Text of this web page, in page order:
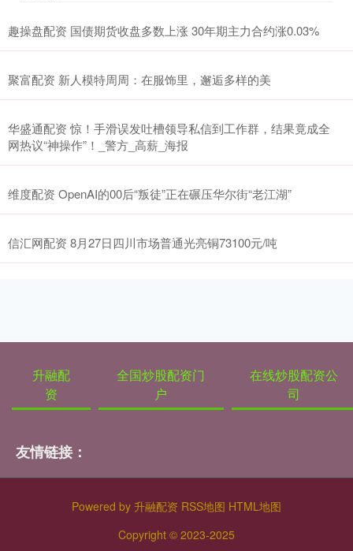
趣操盘配资 国债期货收盘多数上涨 30年期主力合约涨0.03%
聚富配资 新人模特周周：在服饰里，邂逅多样的美
华盛通配资 惊！手滑误发吐槽领导私信到工作群，结果竟成全
网热议“神操作”！_警方_高薪_海报
维度配资 OpenAI的00后“叛徒”正在碾压华尔街“老江湖”
信汇网配资 8月27日四川市场普通光亮铜73100元/吨
升融配
资
全国炒股配资门
户
在线炒股配资公
司
友情链接：
Powered by 升融配资 RSS地图 HTML地图
Copyright © 2023-2025